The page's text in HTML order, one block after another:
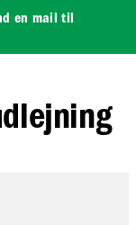
en mail til